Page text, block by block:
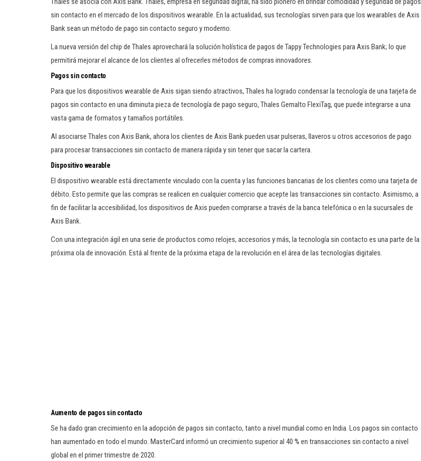
sin contacto en el mercado de los dispositivos wearable. En la actualidad, sus tecnologías sirven para que los wearables de Axis
Bank sean un método de pago sin contacto seguro y moderno.
La nueva versión del chip de Thales aprovechará la solución holística de pagos de Tappy Technologies para Axis Bank; lo que
permitirá mejorar el alcance de los clientes al ofrecerles métodos de compras innovadores.
Pagos sin contacto
Para que los dispositivos wearable de Axis sigan siendo atractivos, Thales ha logrado condensar la tecnología de una tarjeta de
pagos sin contacto en una diminuta pieza de tecnología de pago seguro, Thales Gemalto FlexiTag, que puede integrarse a una
vasta gama de formatos y tamaños portátiles.
Al asociarse Thales con Axis Bank, ahora los clientes de Axis Bank pueden usar pulseras, llaveros u otros accesorios de pago
para procesar transacciones sin contacto de manera rápida y sin tener que sacar la cartera.
Dispositivo wearable
El dispositivo wearable está directamente vinculado con la cuenta y las funciones bancarias de los clientes como una tarjeta de
débito. Esto permite que las compras se realicen en cualquier comercio que acepte las transacciones sin contacto. Asimismo, a
fin de facilitar la accesibilidad, los dispositivos de Axis pueden comprarse a través de la banca telefónica o en la sucursales de
Axis Bank.
Con una integración ágil en una serie de productos como relojes, accesorios y más, la tecnología sin contacto es una parte de la
próxima ola de innovación. Está al frente de la próxima etapa de la revolución en el área de las tecnologías digitales.
Aumento de pagos sin contacto
Se ha dado gran crecimiento en la adopción de pagos sin contacto, tanto a nivel mundial como en India. Los pagos sin contacto
han aumentado en todo el mundo. MasterCard informó un crecimiento superior al 40 % en transacciones sin contacto a nivel
global en el primer trimestre de 2020.